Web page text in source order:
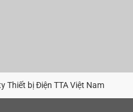
Thiết bị Điện TTA Việt Nam